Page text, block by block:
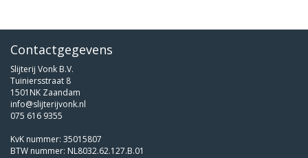
Contactgegevens
Slijterij Vonk B.V.
Tuiniersstraat 8
1501NK Zaandam
info@slijterijvonk.nl
075 616 9355
KvK nummer: 35015807
BTW nummer: NL8032.62.127.B.01